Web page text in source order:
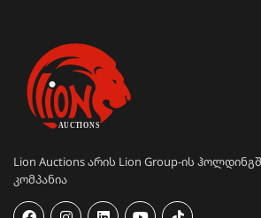
Lion Auctions არის Lion Group-ის
კომპანია